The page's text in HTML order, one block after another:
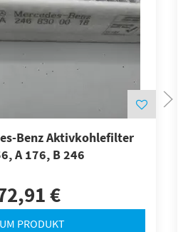
Benz Aktivkohlefilter
A 176, B 246
€
PRODUKT